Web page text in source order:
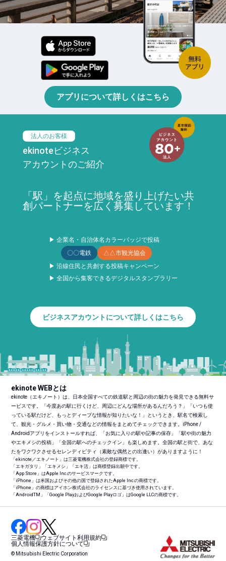
アプリについて詳しくはこちら
法人のお客様
ekinoteビジネス
アカウントのご紹介
「駅」を起点に地域を盛り上げたい共
創パートナーを広く募集しています！
▶ 企業名・自治体名カラーバッジで投稿
〇〇電鉄
△△市観光協会
▶ 沿線住民と共創する投稿キャンペーン
▶ 全国から集客できるデジタルスタンプラリー
ビジネスアカウントについて詳しくはこちら
ekinote WEBとは
ekinote（エキノート）は、日本全国すべての鉄道駅と周辺の街の魅力を発見できる無料サ
ービスです。「今度あの駅に行くけど、周辺にどんな場所があるんだろう？」「いつも使
っている駅だけど、もっとディープな情報が知りたいな！」というとき、駅名で検索し
て、観光・グルメ・買い物・交通などの情報をまとめてチェックできます。iPhone /
Androidアプリをインストールすれば、「お気に入りの駅や記事の保存」「駅や街の魅力
やエキメシの投稿」「全国の駅へのチェックイン」も楽しめます。全国の駅と街で、あな
たをワクワクさせるセレンディピティ（素敵な偶然との出逢い）がありますように！
「ekinote／エキノート」は三菱電機株式会社の登録商標です。
「エキガタリ」「エキメシ」「エキ活」は商標登録出願中です。
「App Store」はApple Inc.のサービスマークです。
「iPhone」は米国およびその他の国で登録されたApple Inc.の商標です。
「iPhone」の商標はアイホン株式会社のライセンスに基づき使用されています。
「AndroidTM 」「Google PlayおよびGoogle Playロゴ」はGoogle LLCの商標です。
三菱電機
ウェブサイト利用規約
個人情報保護方針について
© Mitsubishi Electric Corporation